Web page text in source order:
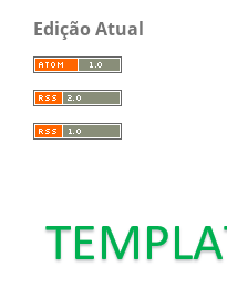
Edição Atual